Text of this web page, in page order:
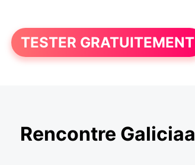
TESTER GRATUITEMENT
Rencontre Galiciaa